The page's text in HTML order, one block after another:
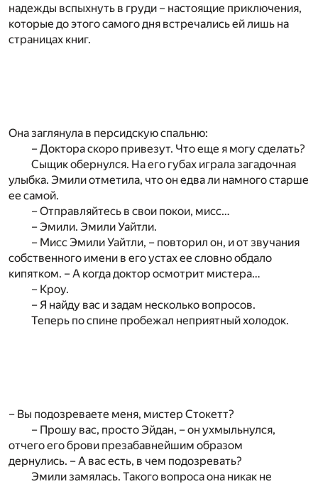
надежды вспыхнуть в груди – настоящие приключения,
которые до этого самого дня встречались ей лишь на
страницах книг.
Она заглянула в персидскую спальню:
– Доктора скоро привезут. Что еще я могу сделать?
Сыщик обернулся. На его губах играла загадочная
улыбка. Эмили отметила, что он едва ли намного старше
ее самой.
– Отправляйтесь в свои покои, мисс…
– Эмили. Эмили Уайтли.
– Мисс Эмили Уайтли, – повторил он, и от звучания
собственного имени в его устах ее словно обдало
кипятком. – А когда доктор осмотрит мистера…
– Кроу.
– Я найду вас и задам несколько вопросов.
Теперь по спине пробежал неприятный холодок.
– Вы подозреваете меня, мистер Стокетт?
– Прошу вас, просто Эйдан, – он ухмыльнулся,
отчего его брови презабавнейшим образом
дернулись. – А вас есть, в чем подозревать?
Эмили замялась. Такого вопроса она никак не